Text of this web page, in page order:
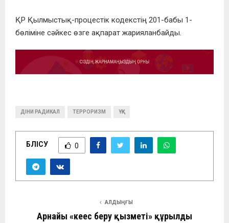
ҚР Қылмыстық-процестік кодекстің 201-бабы 1-
бөліміне сәйкес өзге ақпарат жарияланбайды.
ДІНИ РАДИКАЛ ТЕРРОРИЗМ ҰҚК
БӨЛІСУ 0
АЛДЫҢҒЫ
Арнайы «кеңес беру қызметі» құрылды